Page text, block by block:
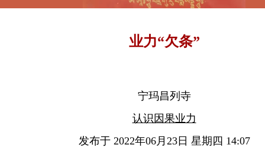
业力“欠条”
宁玛昌列寺
认识因果业力
发布于 2022年06月23日 星期四 14:07